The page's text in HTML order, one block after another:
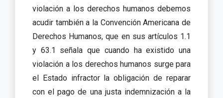
violación a los derechos humanos debemos
acudir también a la Convención Americana de
Derechos Humanos, que en sus artículos 1.1
y 63.1 señala que cuando ha existido una
violación a los derechos humanos surge para
el Estado infractor la obligación de reparar
con el pago de una justa indemnización a la